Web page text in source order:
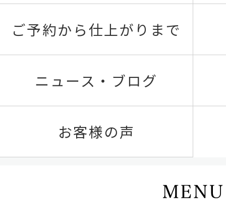
ご予約から仕上がりまで
ニュース・ブログ
お客様の声